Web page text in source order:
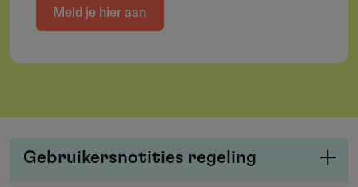
Meld je hier aan
Gebruikersnotities regeling